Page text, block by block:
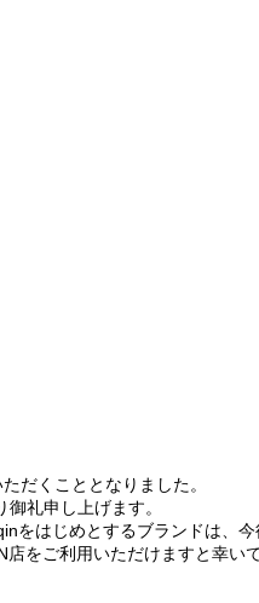
だくこととなりました。
礼申し上げます。
はじめとするブランドは、
をご利用いただけますと幸いで